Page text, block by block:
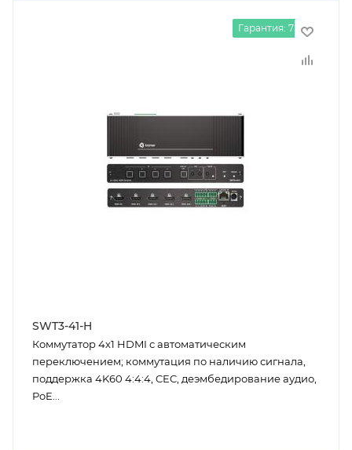
Гарантия: 7 лет
SWT3-41-H
Коммутатор 4х1 HDMI с автоматическим
переключением; коммутация по наличию сигнала,
поддержка 4K60 4:4:4, CEC, деэмбедирование аудио,
PoE...